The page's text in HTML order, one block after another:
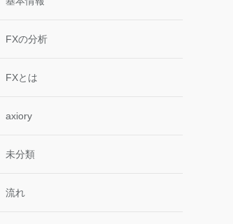
FXの分析
FXとは
axiory
未分類
流れ